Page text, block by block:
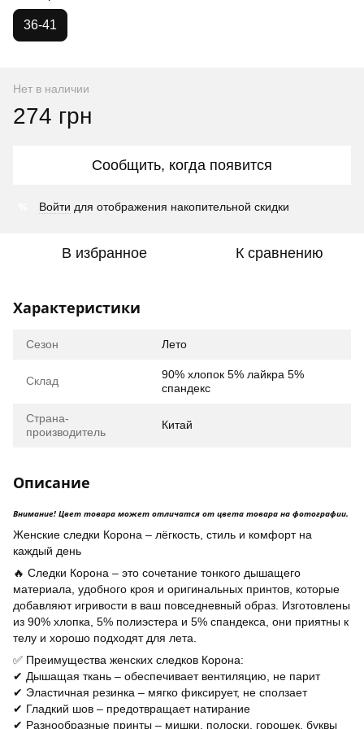
36-41
Нет в наличии
274 грн
Сообщить, когда появится
Войти для отображения накопительной скидки
В избранное К сравнению
Характеристики
Сезон Лето
Склад
90% хлопок 5% лайкра 5%
спандекс
Страна-
производитель
Китай
Описание
Внимание! Цвет товара может отличатся от цвета товара на фотографии.
Женские следки Корона – лёгкость, стиль и комфорт на
каждый день
🔥 Следки Корона – это сочетание тонкого дышащего
материала, удобного кроя и оригинальных принтов, которые
добавляют игривости в ваш повседневный образ. Изготовлены
из 90% хлопка, 5% полиэстера и 5% спандекса, они приятны к
телу и хорошо подходят для лета.
✅ Преимущества женских следков Корона:
✔ Дышащая ткань – обеспечивает вентиляцию, не парит
✔ Эластичная резинка – мягко фиксирует, не сползает
✔ Гладкий шов – предотвращает натирание
✔ Разнообразные принты – мишки, полоски, горошек, буквы